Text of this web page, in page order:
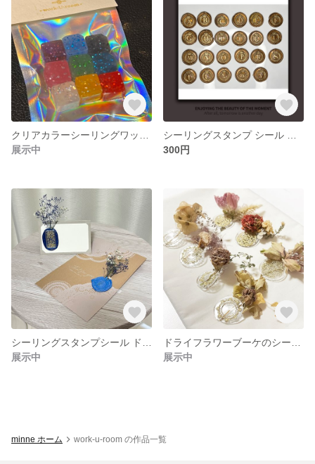
展示中
300円
展示中
展示中
minne ホーム work-u-room の作品一覧